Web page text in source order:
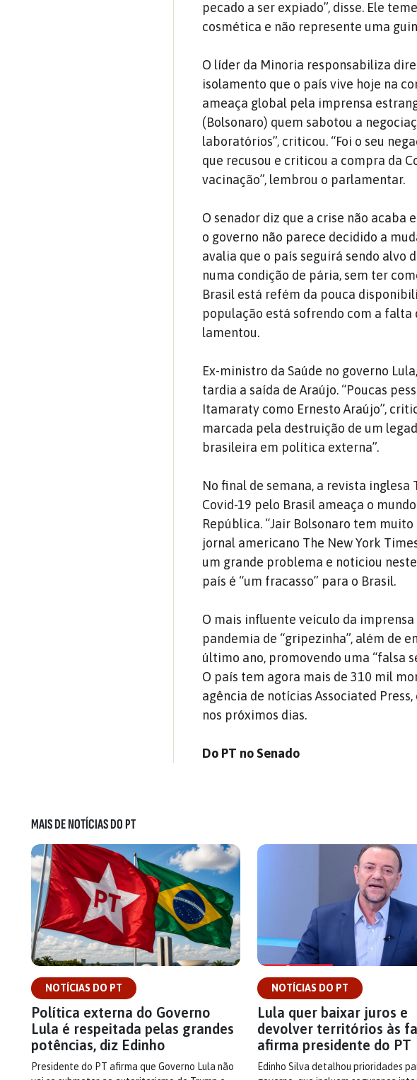
pecado a ser expiado”, disse. Ele
cosmética e não represente uma
O líder da Minoria responsabiliza
isolamento que o país vive hoje na
ameaça global pela imprensa
(Bolsonaro) quem sabotou a
laboratórios”, criticou. “Foi o seu
que recusou e criticou a compra da
vacinação”, lembrou o parlamentar.
O senador diz que a crise não acaba
o governo não parece decidido a
avalia que o país seguirá sendo alvo
numa condição de pária, sem ter
Brasil está refém da pouca
população está sofrendo com a falta
lamentou.
Ex-ministro da Saúde no governo
tardia a saída de Araújo. “Poucas
Itamaraty como Ernesto Araújo”,
marcada pela destruição de um
brasileira em política externa”.
No final de semana, a revista inglesa
Covid-19 pelo Brasil ameaça o
República. “Jair Bolsonaro tem
jornal americano The New York
um grande problema e noticiou
país é “um fracasso” para o Brasil.
O mais influente veículo da
pandemia de “gripezinha”, além de
último ano, promovendo uma “falsa
O país tem agora mais de 310 mil
agência de notícias Associated
nos próximos dias.
Do PT no Senado
MAIS DE NOTÍCIAS DO PT
NOTÍCIAS DO PT
Política externa do Governo
Lula é respeitada pelas grandes
potências, diz Edinho
Presidente do PT afirma que Governo Lula não
NOTÍCIAS DO PT
Lula quer baixar juros e
devolver territórios às
afirma presidente do PT
Edinho Silva detalhou prioridades